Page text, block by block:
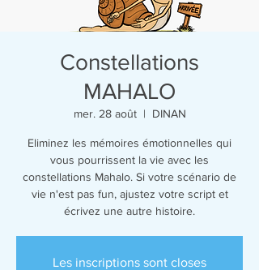
Constellations
MAHALO
mer. 28 août
  |
DINAN
Eliminez les mémoires émotionnelles qui
vous pourrissent la vie avec les
constellations Mahalo. Si votre scénario de
vie n'est pas fun, ajustez votre script et
Les inscriptions sont closes